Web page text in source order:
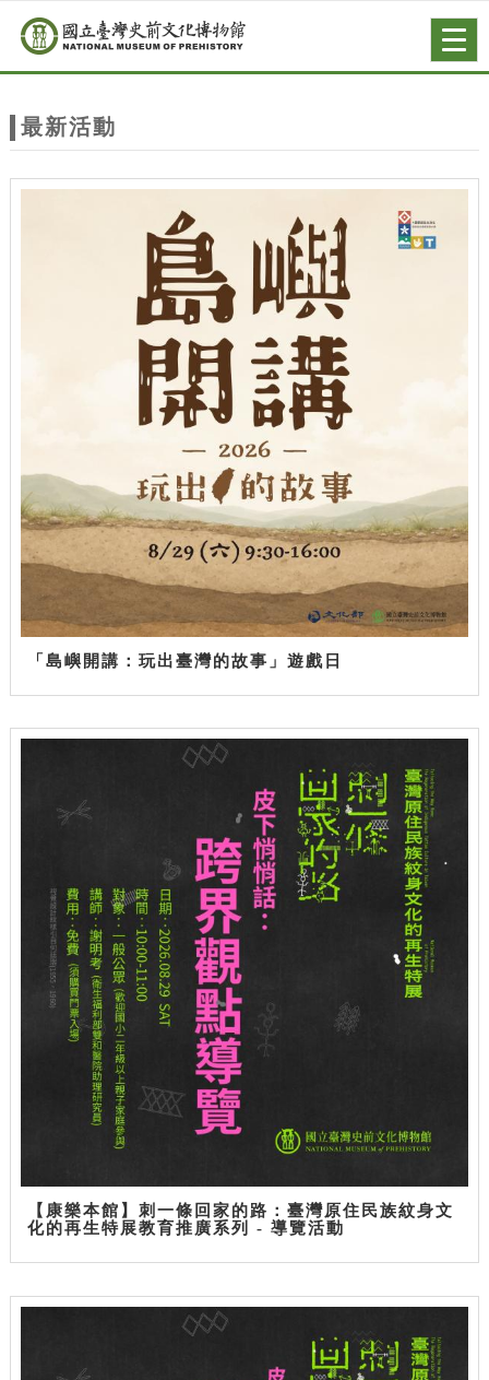
站
主
跳到主要內容
網站導覽
最新活動
「島嶼開講：玩出臺灣的故事」遊戲日
【康樂本館】刺一條回家的路：臺灣原住民族紋身文
化的再生特展教育推廣系列 - 導覽活動